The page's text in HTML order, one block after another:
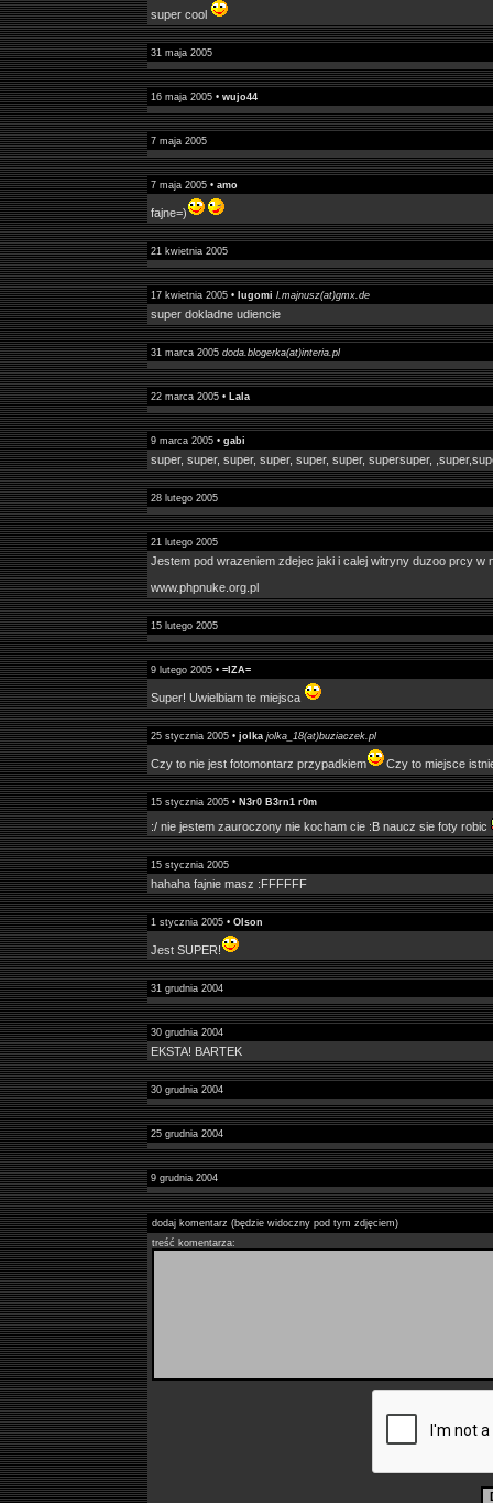
super cool
31 maja 2005
16 maja 2005 • wujo44
7 maja 2005
7 maja 2005 • amo
fajne=)
21 kwietnia 2005
17 kwietnia 2005 • lugomi l.majnusz(at)gmx.de
super dokladne udiencie
31 marca 2005 doda.blogerka(at)interia.pl
22 marca 2005 • Lala
9 marca 2005 • gabi
super, super, super, super, super, super, supersuper,
28 lutego 2005
21 lutego 2005
Jestem pod wrazeniem zdejec jaki i calej witryny duzoo prcy w
www.phpnuke.org.pl
15 lutego 2005
9 lutego 2005 • =IZA=
Super! Uwielbiam te miejsca
25 stycznia 2005 • jolka jolka_18(at)buziaczek.pl
Czy to nie jest fotomontarz przypadkiem Czy to miejsce
15 stycznia 2005 • N3r0 B3rn1 r0m
:/ nie jestem zauroczony nie kocham cie :B naucz sie foty robic
15 stycznia 2005
hahaha fajnie masz :FFFFFF
1 stycznia 2005 • Olson
Jest SUPER!
31 grudnia 2004
30 grudnia 2004
EKSTA! BARTEK
30 grudnia 2004
25 grudnia 2004
9 grudnia 2004
dodaj komentarz (będzie widoczny pod tym zdjęciem)
treść komentarza: